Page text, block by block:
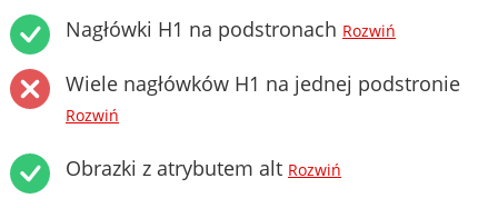
Nagłówki H1 na podstronach Rozwiń
Wiele nagłówków H1 na jednej podstronie
Rozwiń
Obrazki z atrybutem alt Rozwiń